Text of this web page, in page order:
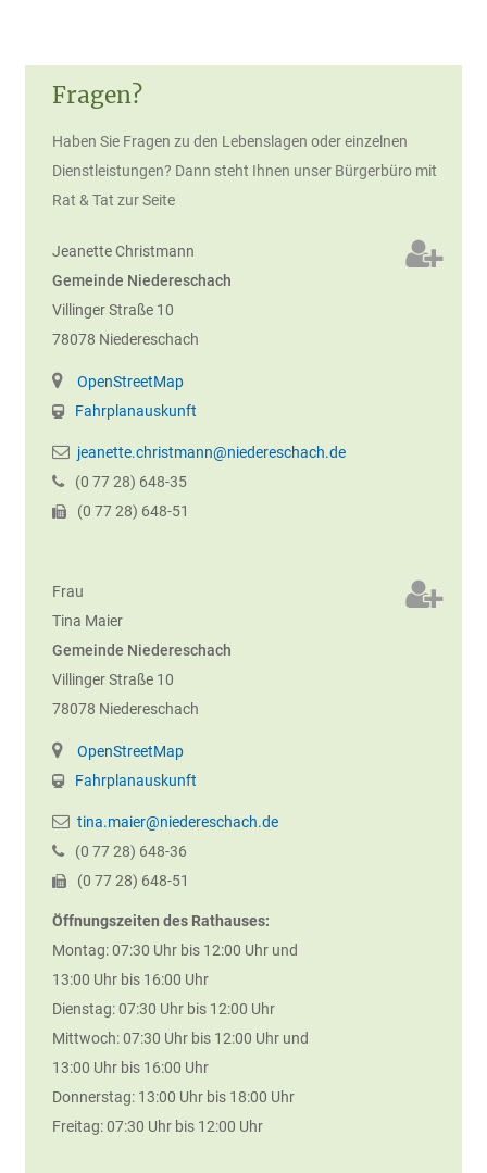
Fragen?
Haben Sie Fragen zu den Lebenslagen oder einzelnen
Dienstleistungen? Dann steht Ihnen unser Bürgerbüro mit
Rat & Tat zur Seite
JeanetteChristmann
Gemeinde Niedereschach
Villinger Straße 10
78078 Niedereschach
OpenStreetMap
Fahrplanauskunft
jeanette.christmann@niedereschach.de
(0 7728) 648-35
(0 7728) 648-51
Frau
Tina Maier
Gemeinde Niedereschach
Villinger Straße 10
78078 Niedereschach
OpenStreetMap
Fahrplanauskunft
tina.maier@niedereschach.de
(0 7728) 648-36
(0 7728) 648-51
Öffnungszeiten des Rathauses:
Montag: 07:30 Uhr bis 12:00 Uhr und
13:00 Uhr bis 16:00 Uhr
Dienstag: 07:30 Uhr bis 12:00 Uhr
Mittwoch: 07:30 Uhr bis 12:00 Uhr und
13:00 Uhr bis 16:00 Uhr
Donnerstag: 13:00 Uhr bis 18:00 Uhr
Freitag: 07:30 Uhr bis 12:00 Uhr